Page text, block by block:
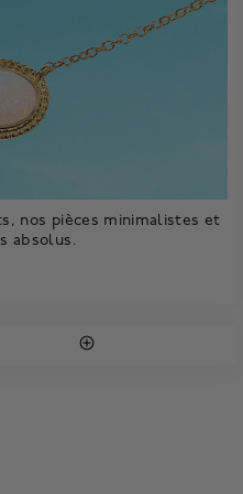
nos pièces minimalistes et
absolus.